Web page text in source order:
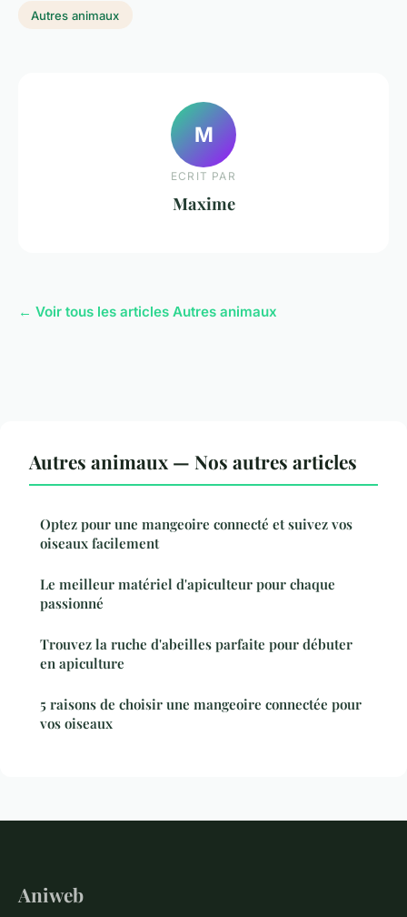
Autres animaux
M
ECRIT PAR
Maxime
← Voir tous les articles Autres animaux
Autres animaux — Nos autres articles
Optez pour une mangeoire connecté et suivez vos
oiseaux facilement
Le meilleur matériel d'apiculteur pour chaque
passionné
Trouvez la ruche d'abeilles parfaite pour débuter
en apiculture
5 raisons de choisir une mangeoire connectée pour
vos oiseaux
Aniweb